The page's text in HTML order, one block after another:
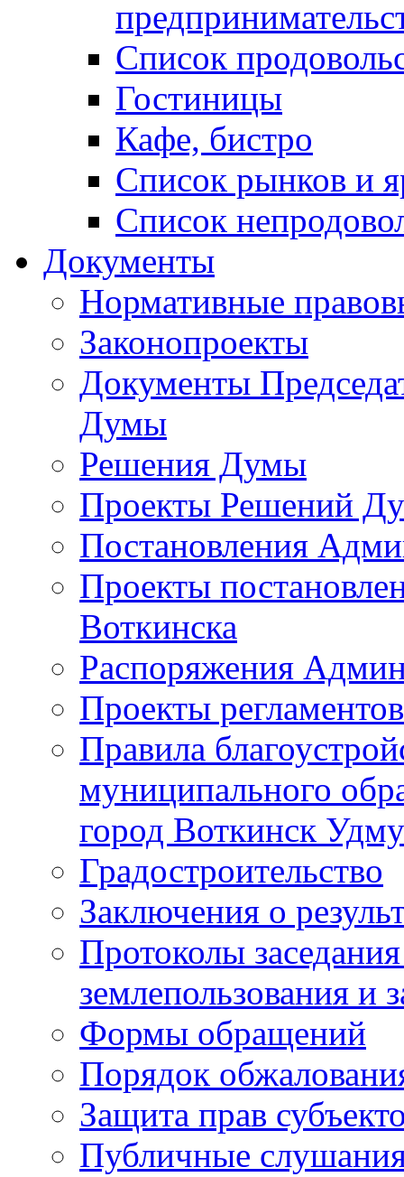
Список
Гостиницы
Кафе, бистро
Cписок рынков и
Список
Документы
Нормативные
Законопроекты
Документы
Думы
Решения Думы
Проекты Решений
Постановления
Проекты
Воткинска
Распоряжения
Проекты
Правила
муниципального
город Воткинск
Градостроительство
Заключения о
Протоколы
землепользования и
Формы обращений
Порядок
Защита прав
Публичные